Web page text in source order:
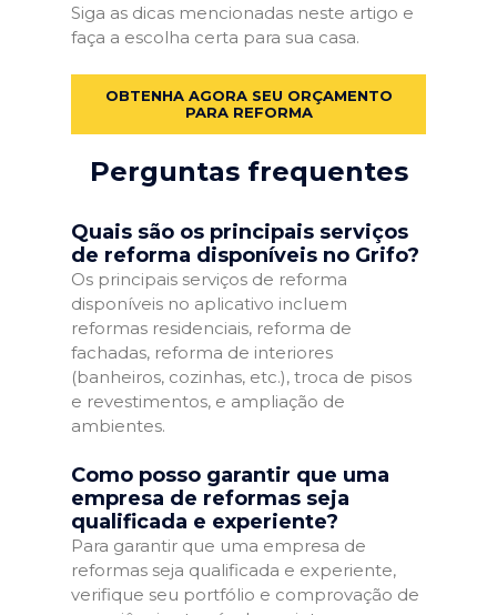
Siga as dicas mencionadas neste artigo e
faça a escolha certa para sua casa.
OBTENHA AGORA SEU ORÇAMENTO
PARA REFORMA
Perguntas frequentes
Quais são os principais serviços
de reforma disponíveis no Grifo?
Os principais serviços de reforma
disponíveis no aplicativo incluem
reformas residenciais, reforma de
fachadas, reforma de interiores
(banheiros, cozinhas, etc.), troca de pisos
e revestimentos, e ampliação de
ambientes.
Como posso garantir que uma
empresa de reformas seja
qualificada e experiente?
Para garantir que uma empresa de
reformas seja qualificada e experiente,
verifique seu portfólio e comprovação de